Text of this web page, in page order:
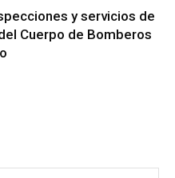
y servicios de
Cuerpo de Bomberos